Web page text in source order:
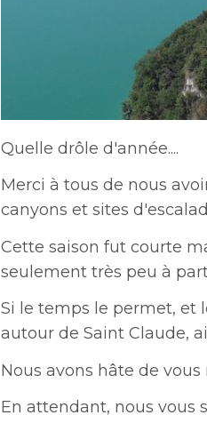
Quelle drôle d'année....
Merci à tous de nous
canyons et sites
Cette saison fut courte
seulement très peu à
Si le temps le permet, et
autour de Saint Claude,
Nous avons hâte de
En attendant, nous vous